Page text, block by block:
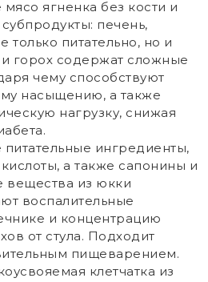
ягненка без кости и
печень,
только питательно, но и
горох содержат сложные
чему способствуют
насыщению, а также
нагрузку, снижая
ингредиенты,
а также сапонины и
вещества из юкки
воспалительные
и концентрацию
от стула. Подходит
пищеварением.
клетчатка из